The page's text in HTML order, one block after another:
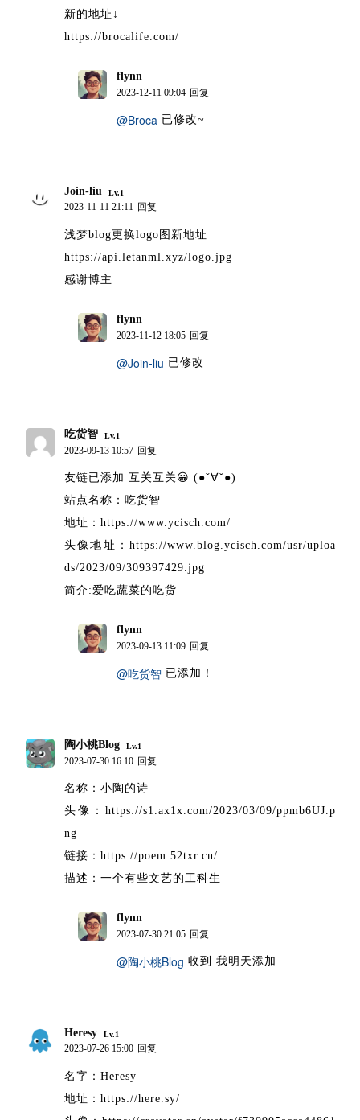
新的地址↓
https://brocalife.com/
flynn
2023-12-11 09:04 回复
@Broca 已修改~
Join-liu Lv.1
2023-11-11 21:11 回复
浅梦blog更换logo图新地址
https://api.letanml.xyz/logo.jpg
感谢博主
flynn
2023-11-12 18:05 回复
@Join-liu 已修改
吃货智 Lv.1
2023-09-13 10:57 回复
友链已添加 互关互关😀 (●ˇ∀ˇ●)
站点名称：吃货智
地址：https://www.ycisch.com/
头像地址：https://www.blog.ycisch.com/usr/uploa
ds/2023/09/309397429.jpg
简介:爱吃蔬菜的吃货
flynn
2023-09-13 11:09 回复
@吃货智 已添加！
陶小桃Blog Lv.1
2023-07-30 16:10 回复
名称：小陶的诗
头像：https://s1.ax1x.com/2023/03/09/ppmb6UJ.p
ng
链接：https://poem.52txr.cn/
描述：一个有些文艺的工科生
flynn
2023-07-30 21:05 回复
@陶小桃Blog 收到 我明天添加
Heresy Lv.1
2023-07-26 15:00 回复
名字：Heresy
地址：https://here.sy/